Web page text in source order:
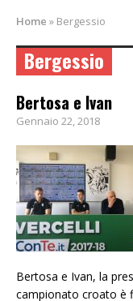
Home » Bergessio
Bergessio
Bertosa e Ivan
Gennaio 22, 2018
Bertosa e Ivan, la
campionato croato è